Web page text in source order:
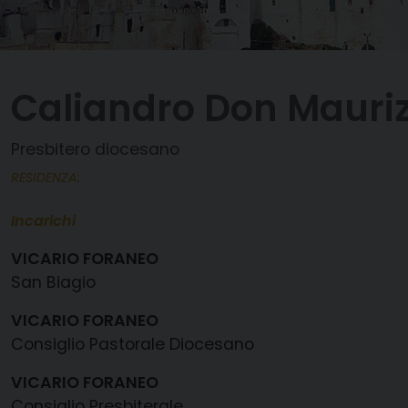
Presbitero diocesano
RESIDENZA:
Incarichi
VICARIO FORANEO
San Biagio
VICARIO FORANEO
Consiglio Pastorale Diocesano
VICARIO FORANEO